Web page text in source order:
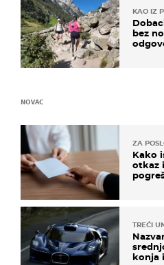
KAO IZ
bez
NOVAC
ZA
Kako
otkaz
TREĆI
konja